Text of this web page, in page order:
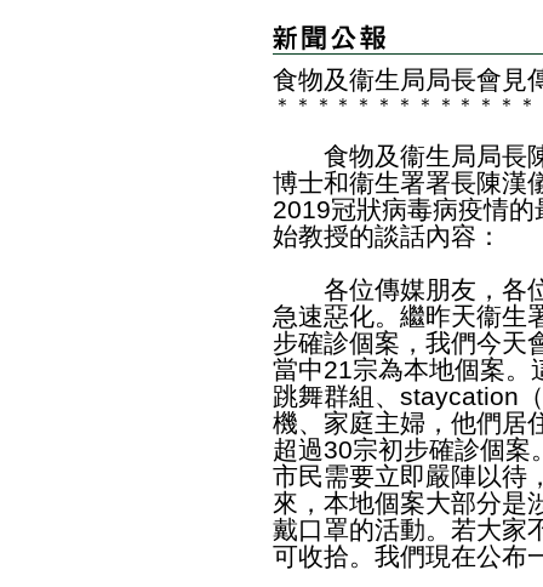
食物及衞生局局長會見
＊ ＊ ＊ ＊ ＊ ＊ ＊ ＊ ＊ ＊ ＊ ＊ ＊
食物及衞生局局長陳
博士和衞生署署長陳漢
2019冠狀病毒病疫情
始教授的談話內容：
各位傳媒朋友，各位
急速惡化。繼昨天衞生
步確診個案，我們今天
當中21宗為本地個案。
跳舞群組、staycation
機、家庭主婦，他們居
超過30宗初步確診個案
市民需要立即嚴陣以待
來，本地個案大部分是
戴口罩的活動。若大家
可收拾。我們現在公布